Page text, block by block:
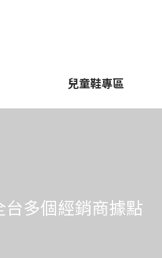
兒童鞋專區
台多個經銷商據點